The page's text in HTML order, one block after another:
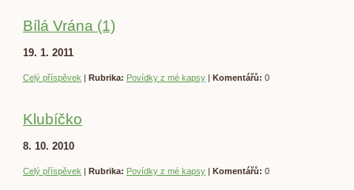
Bílá Vrána (1)
19. 1. 2011
Celý příspěvek | Rubrika: Povídky z mé kapsy | Komentářů: 0
Klubíčko
8. 10. 2010
Celý příspěvek | Rubrika: Povídky z mé kapsy | Komentářů: 0